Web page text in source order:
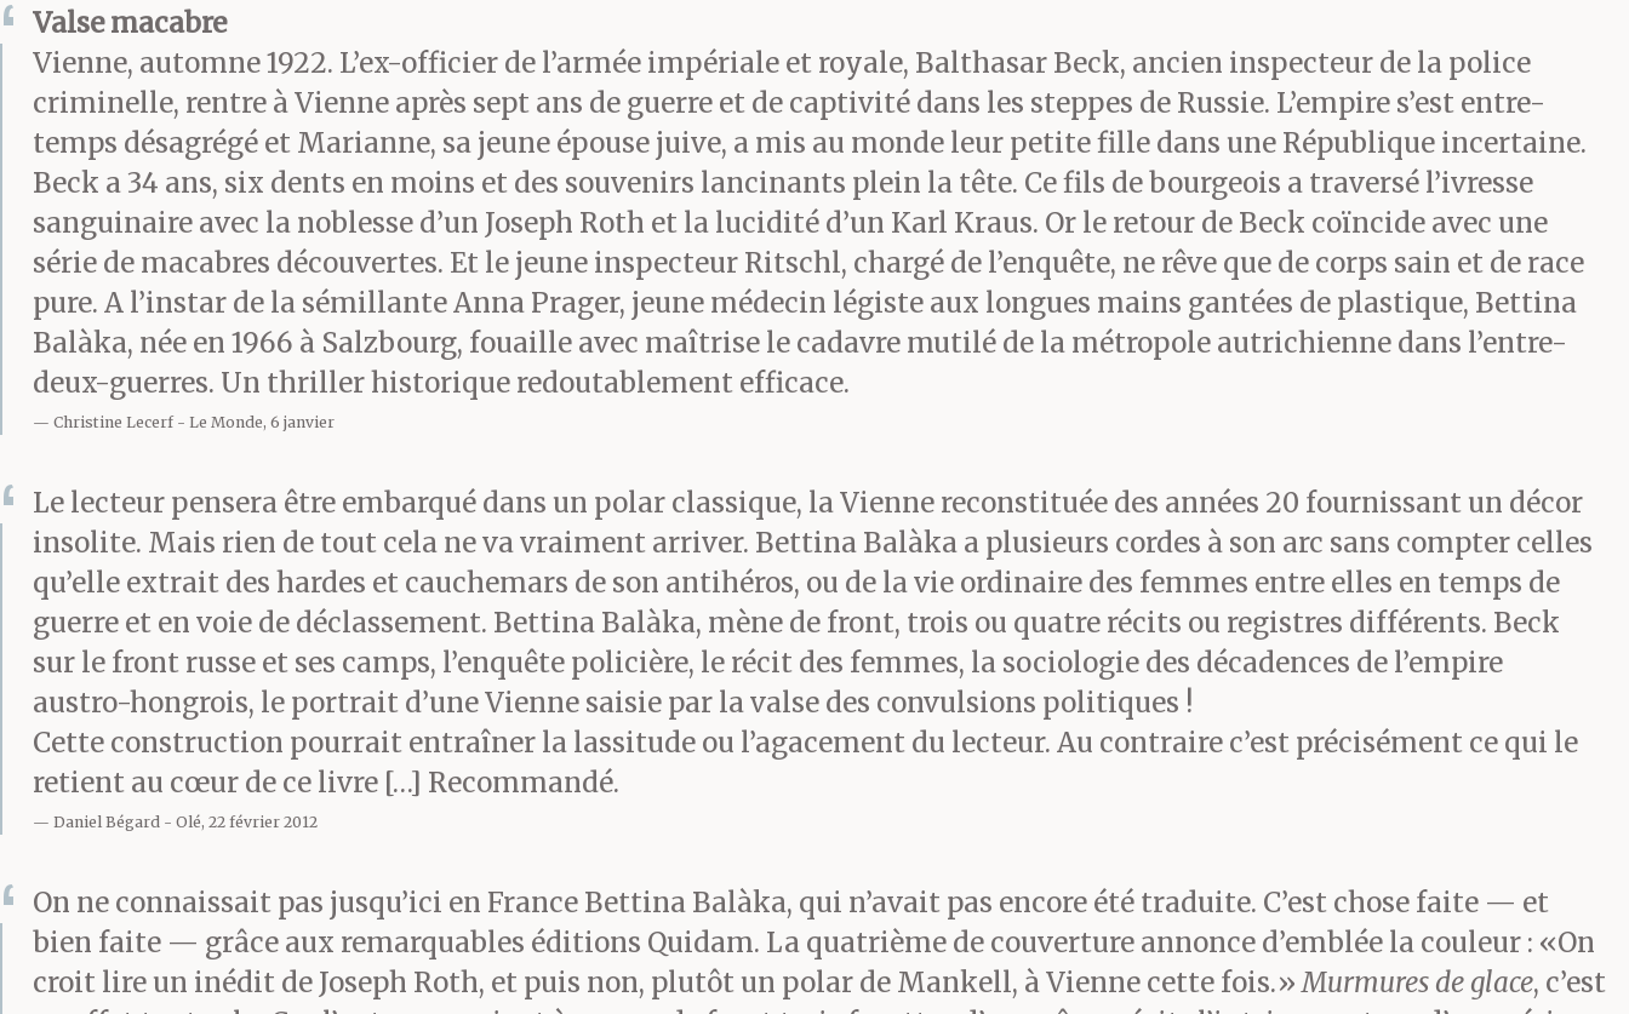
Valse macabre
Vienne, automne 1922. L’ex-officier de l’armée impériale et royale, Balthasar Beck, ancien inspecteur de la police
criminelle, rentre à Vienne après sept ans de guerre et de captivité dans les steppes de Russie. L’empire s’est entre-
temps désagrégé et Marianne, sa jeune épouse juive, a mis au monde leur petite fille dans une République incertaine.
Beck a 34 ans, six dents en moins et des souvenirs lancinants plein la tête. Ce fils de bourgeois a traversé l’ivresse
sanguinaire avec la noblesse d’un Joseph Roth et la lucidité d’un Karl Kraus. Or le retour de Beck coïncide avec une
série de macabres découvertes. Et le jeune inspecteur Ritschl, chargé de l’enquête, ne rêve que de corps sain et de race
pure. A l’instar de la sémillante Anna Prager, jeune médecin légiste aux longues mains gantées de plastique, Bettina
Balàka, née en 1966 à Salzbourg, fouaille avec maîtrise le cadavre mutilé de la métropole autrichienne dans l’entre-
deux-guerres. Un thriller historique redoutablement efficace.
Christine Lecerf Le Monde, 6 janvier
Le lecteur pensera être embarqué dans un polar classique, la Vienne reconstituée des années 20 fournissant un décor
insolite. Mais rien de tout cela ne va vraiment arriver. Bettina Balàka a plusieurs cordes à son arc sans compter celles
qu’elle extrait des hardes et cauchemars de son antihéros, ou de la vie ordinaire des femmes entre elles en temps de
guerre et en voie de déclassement. Bettina Balàka, mène de front, trois ou quatre récits ou registres différents. Beck
sur le front russe et ses camps, l’enquête policière, le récit des femmes, la sociologie des décadences de l’empire
austro-hongrois, le portrait d’une Vienne saisie par la valse des convulsions politiques !
Cette construction pourrait entraîner la lassitude ou l’agacement du lecteur. Au contraire c’est précisément ce qui le
retient au cœur de ce livre […] Recommandé.
Daniel Bégard Olé, 22 février 2012
On ne connaissait pas jusqu’ici en France Bettina Balàka, qui n’avait pas encore été traduite. C’est chose faite — et
bien faite — grâce aux remarquables éditions Quidam. La quatrième de couverture annonce d’emblée la couleur : «On
croit lire un inédit de Joseph Roth, et puis non, plutôt un polar de Mankell, à Vienne cette fois.»Murmures de glace, c’est